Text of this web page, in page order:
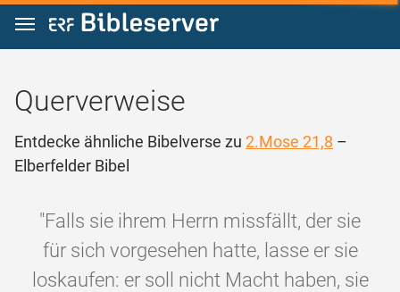
Zum Inhalt springen
Querverweise
Entdecke ähnliche Bibelverse zu 2.Mose 21,8 –
Elberfelder Bibel
"Falls sie ihrem Herrn missfällt, der sie
für sich vorgesehen hatte, lasse er sie
loskaufen: er soll nicht Macht haben, sie